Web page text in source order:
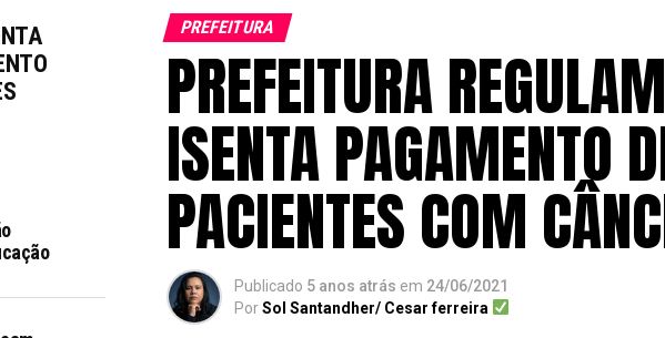
PREFEITURA
PREFEITURA
ISENTA PAGAMENTO
PACIENTES COM
Publicado 5 anos atrás em 24/06/2021
PorSol Santandher/ Cesar ferreira